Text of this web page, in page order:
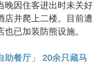
晚因住客进出时未关好
店并爬上二楼。目前遭
已加装防熊设施。
助餐厅」 20余只藏马